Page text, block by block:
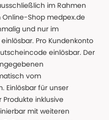
im Rahmen
Shop medpex.de
und nur im
Pro Kundenkonto
einlösbar. Der
vom
Einlösbar für unser
inklusive
mit weiteren